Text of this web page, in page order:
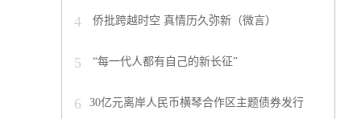
4 侨批跨越时空 真情历久弥新（微言）
5 “每一代人都有自己的新长征”
6 30亿元离岸人民币横琴合作区主题债券发行